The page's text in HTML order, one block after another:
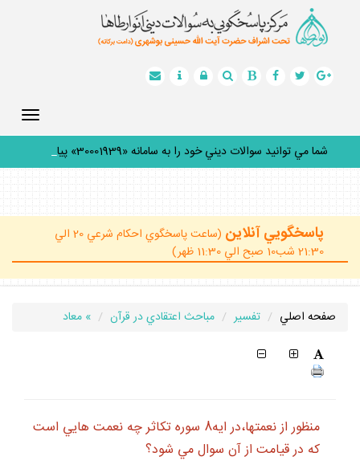
شما مي توانيد سوالات ديني خود را به سامانه «30001939» پيامك
پاسخگويي آنلاين
(ساعت پاسخگوي احكام شرعي 20 الي
21:30 شب10 صبح الي 11:30 ظهر)
صفحه اصلي تفسير مباحث اعتقادي در قرآن » معاد
منظور از نعمتها،در ايه8 سوره تكاثر چه نعمت هايي است
كه در قيامت از آن سوال مي شود؟